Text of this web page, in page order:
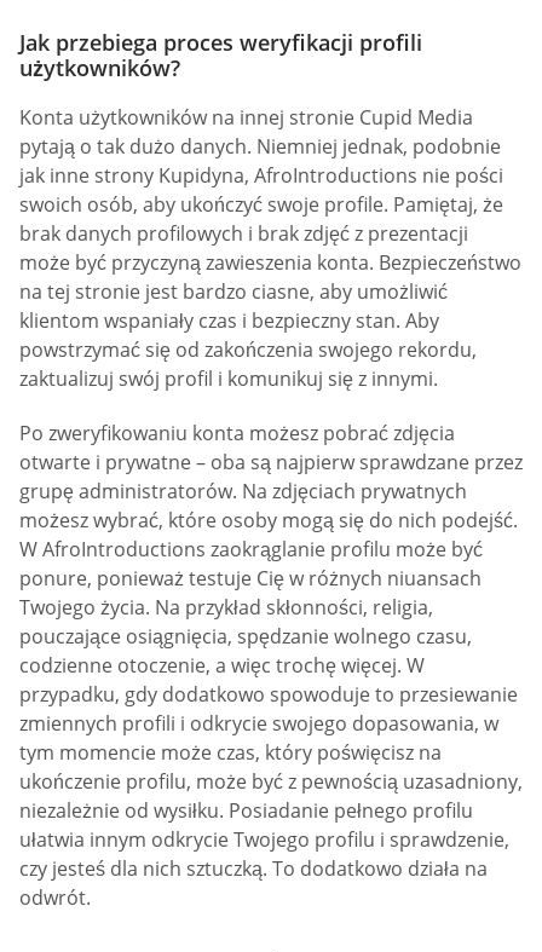
Jak przebiega proces weryfikacji profili
użytkowników?
Konta użytkowników na innej stronie Cupid Media
pytają o tak dużo danych. Niemniej jednak, podobnie
jak inne strony Kupidyna, AfroIntroductions nie pości
swoich osób, aby ukończyć swoje profile. Pamiętaj, że
brak danych profilowych i brak zdjęć z prezentacji
może być przyczyną zawieszenia konta. Bezpieczeństwo
na tej stronie jest bardzo ciasne, aby umożliwić
klientom wspaniały czas i bezpieczny stan. Aby
powstrzymać się od zakończenia swojego rekordu,
zaktualizuj swój profil i komunikuj się z innymi.
Po zweryfikowaniu konta możesz pobrać zdjęcia
otwarte i prywatne – oba są najpierw sprawdzane przez
grupę administratorów. Na zdjęciach prywatnych
możesz wybrać, które osoby mogą się do nich podejść.
W AfroIntroductions zaokrąglanie profilu może być
ponure, ponieważ testuje Cię w różnych niuansach
Twojego życia. Na przykład skłonności, religia,
pouczające osiągnięcia, spędzanie wolnego czasu,
codzienne otoczenie, a więc trochę więcej. W
przypadku, gdy dodatkowo spowoduje to przesiewanie
zmiennych profili i odkrycie swojego dopasowania, w
tym momencie może czas, który poświęcisz na
ukończenie profilu, może być z pewnością uzasadniony,
niezależnie od wysiłku. Posiadanie pełnego profilu
ułatwia innym odkrycie Twojego profilu i sprawdzenie,
czy jesteś dla nich sztuczką. To dodatkowo działa na
odwrót.